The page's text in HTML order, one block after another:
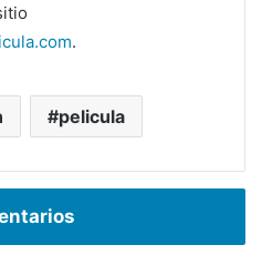
.
pelicula